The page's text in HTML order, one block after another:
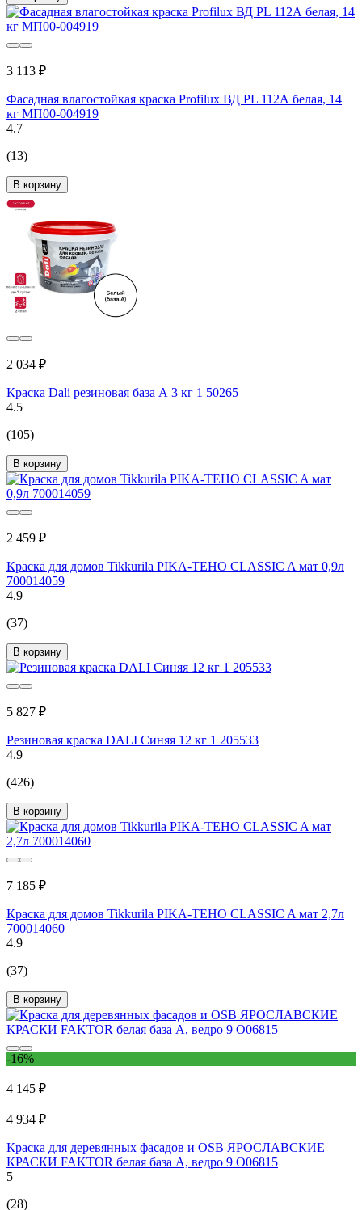
3 113 ₽
Фасадная влагостойкая краска Profilux ВД PL 112А белая, 14
кг МП00-004919
4.7
(13)
В корзину
2 034 ₽
Краска Dali резиновая база А 3 кг 1 50265
4.5
(105)
В корзину
2 459 ₽
Краска для домов Tikkurila PIKA-TEHO CLASSIC A мат 0,9л
700014059
4.9
(37)
В корзину
5 827 ₽
Резиновая краска DALI Синяя 12 кг 1 205533
4.9
(426)
В корзину
7 185 ₽
Краска для домов Tikkurila PIKA-TEHO CLASSIC A мат 2,7л
700014060
4.9
(37)
В корзину
-16%
4 145 ₽
4 934 ₽
Краска для деревянных фасадов и OSB ЯРОСЛАВСКИЕ
КРАСКИ FAKTOR белая база А, ведро 9 О06815
5
(28)